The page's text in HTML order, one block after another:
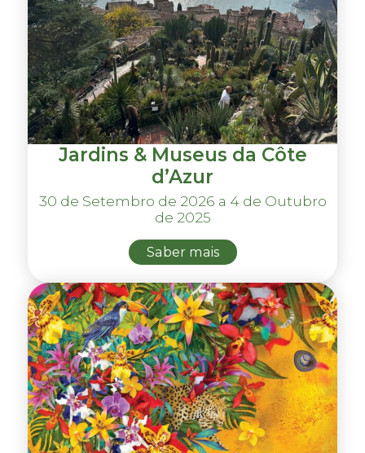
Jardins & Museus da Côte
d’Azur
30 de Setembro de 2026 a 4 de Outubro
de 2025
Saber mais